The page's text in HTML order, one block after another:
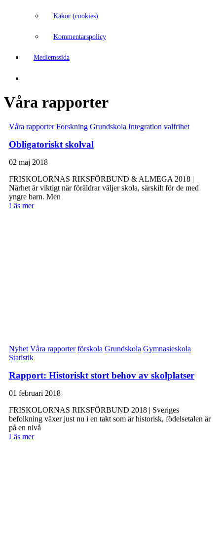
Kakor (cookies)
Kommentarspolicy
Medlemssida
Våra rapporter
Våra rapporter Forskning Grundskola Integration valfrihet
Obligatoriskt skolval
02 maj 2018
FRISKOLORNAS RIKSFÖRBUND & ALMEGA 2018 |
Närhet är viktigt när föräldrar väljer skola, särskilt för de med
yngre barn. Men
Läs mer
Nyhet Våra rapporter förskola Grundskola Gymnasieskola
Statistik
Rapport: Historiskt stort behov av skolplatser
01 februari 2018
FRISKOLORNAS RIKSFÖRBUND 2018 | Sveriges
befolkning växer just nu i en takt som är historisk, födelsetalen är
på en nivå
Läs mer